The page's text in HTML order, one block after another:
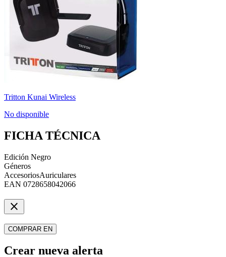
Tritton Kunai Wireless
No disponible
FICHA TÉCNICA
Edición Negro
Géneros
AccesoriosAuriculares
EAN 0728658042066
close
COMPRAR EN
Crear nueva alerta